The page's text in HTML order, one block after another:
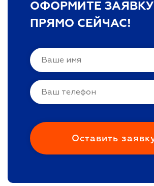
ОФОРМИТЕ ЗАЯВКУ
ПРЯМО СЕЙЧАС!